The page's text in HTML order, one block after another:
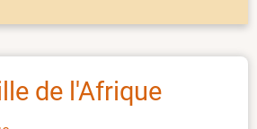
de l'Afrique